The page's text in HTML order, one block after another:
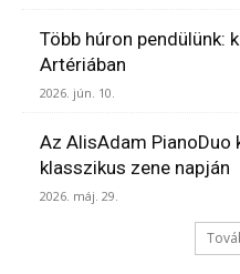
Több húron pendülünk:
Artériában
2026. jún. 10.
Az AlisAdam PianoDuo
klasszikus zene napján
2026. máj. 29.